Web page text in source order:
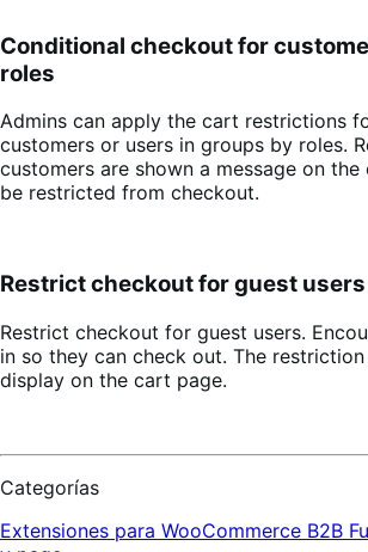
Conditional checkout for
roles
Admins can apply the cart restrictions
customers or users in groups by roles.
customers are shown a message on
be restricted from checkout.
Restrict checkout for guest users
Restrict checkout for guest users.
in so they can check out. The
display on the cart page.
Categorías
Extensiones para WooCommerce B2B